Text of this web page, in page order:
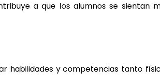
a que los alumnos se sientan
habilidades y competencias tanto